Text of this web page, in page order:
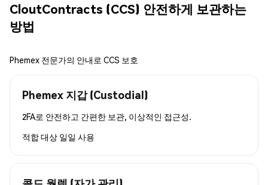
CloutContracts (CCS) 안전하게 보관하는
방법
Phemex 전문가의 안내로 CCS 보호
Phemex 지갑 (Custodial)
2FA로 안전하고 간편한 보관, 이상적인 접근성.
적합 대상 일일 사용